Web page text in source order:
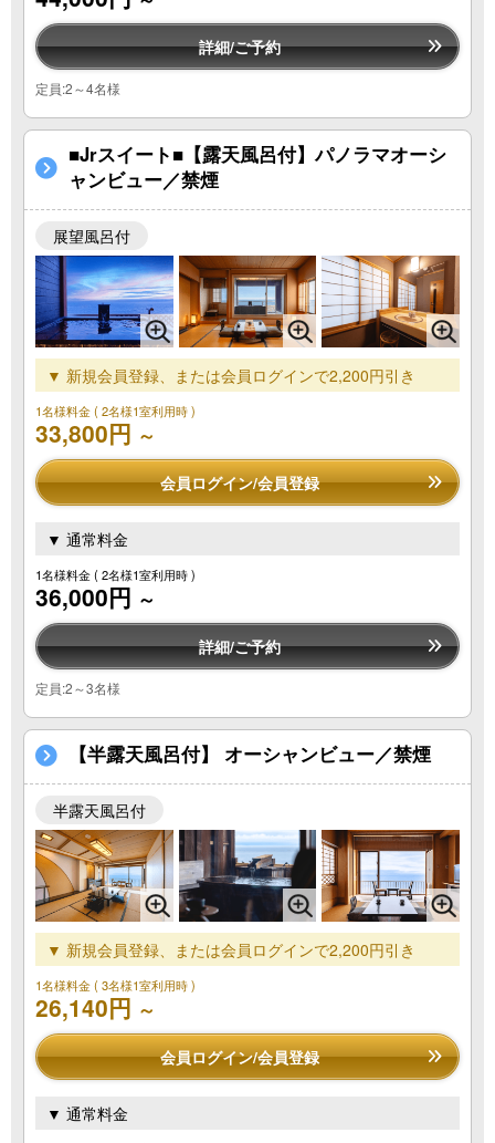
詳細/ご予約
定員:2～4名様
■Jrスイート■【露天風呂付】パノラマオーシ
ャンビュー／禁煙
展望風呂付
▼ 新規会員登録、または会員ログインで2,200円引き
1名様料金( 2名様1室利用時 )
33,800円 ～
会員ログイン/会員登録
▼ 通常料金
1名様料金( 2名様1室利用時 )
36,000円 ～
詳細/ご予約
定員:2～3名様
【半露天風呂付】 オーシャンビュー／禁煙
半露天風呂付
▼ 新規会員登録、または会員ログインで2,200円引き
1名様料金( 3名様1室利用時 )
26,140円 ～
会員ログイン/会員登録
▼ 通常料金